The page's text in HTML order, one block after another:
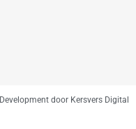
Development door Kersvers Digital